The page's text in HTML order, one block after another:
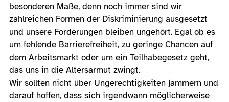
besonderen Maße, denn noch immer sind wir
zahlreichen Formen der Diskriminierung ausgesetzt
und unsere Forderungen bleiben ungehört. Egal ob es
um fehlende Barrierefreiheit, zu geringe Chancen auf
dem Arbeitsmarkt oder um ein Teilhabegesetz geht,
das uns in die Altersarmut zwingt.
Wir sollten nicht über Ungerechtigkeiten jammern und
darauf hoffen, dass sich irgendwann möglicherweise